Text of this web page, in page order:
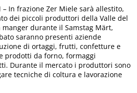
– In frazione Zer Miele sarà allestito,
dei piccoli produttori della Valle del
manger durante il Samstag Märt,
saranno presenti aziende
di ortaggi, frutti, confetture e
prodotti da forno, formaggi
Durante il mercato i produttori sono
tecniche di coltura e lavorazione